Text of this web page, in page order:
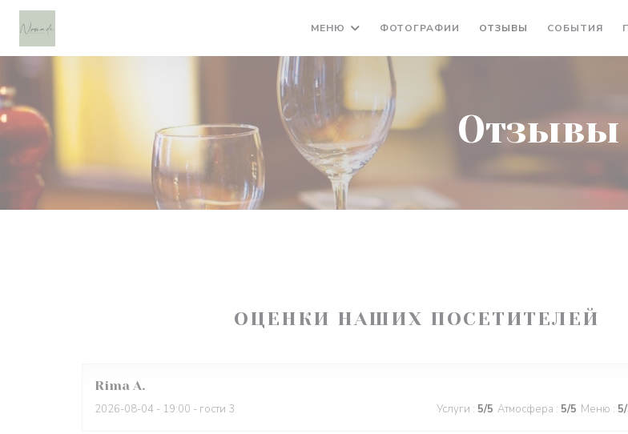
Панель управления cookies
МЕНЮ ФОТОГРАФИИ ОТЗЫВЫ СОБЫТИЯ
Отзывы
ОЦЕНКИ НАШИХ ПОСЕТИТЕЛЕЙ
Rima A
2026-08-04 - 19:00 - гости 3 Услуги : 5/5 Атмосфера : 5/5 Меню : 5